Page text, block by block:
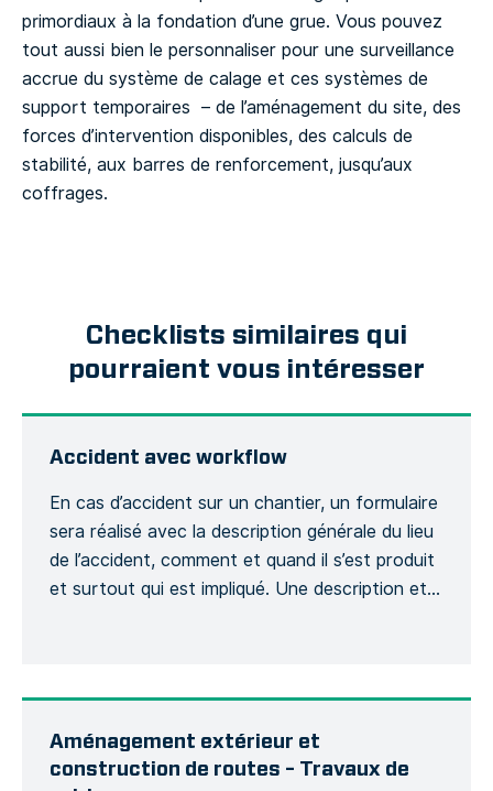
primordiaux à la fondation d’une grue. Vous pouvez
tout aussi bien le personnaliser pour une surveillance
accrue du système de calage et ces systèmes de
support temporaires – de l’aménagement du site, des
forces d’intervention disponibles, des calculs de
stabilité, aux barres de renforcement, jusqu’aux
coffrages.
Checklists similaires qui
pourraient vous intéresser
Accident avec workflow
En cas d’accident sur un chantier, un formulaire
sera réalisé avec la description générale du lieu
de l’accident, comment et quand il s’est produit
et surtout qui est impliqué. Une description et
Aménagement extérieur et
construction de routes – Travaux de